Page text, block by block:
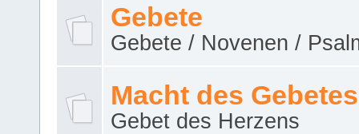
Gebete
Gebete / Novenen /
Macht des Gebetes
Gebet des Herzens